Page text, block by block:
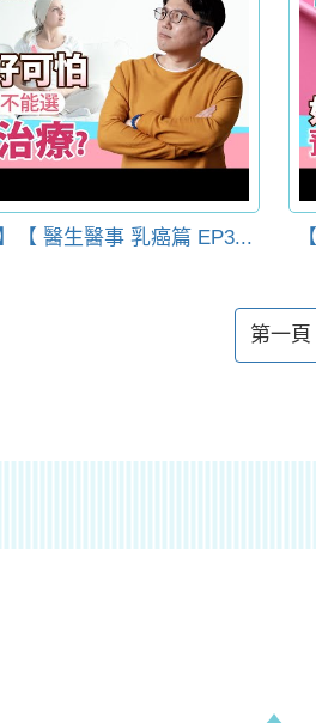
【 醫生醫事 乳癌篇 EP3...
第一頁